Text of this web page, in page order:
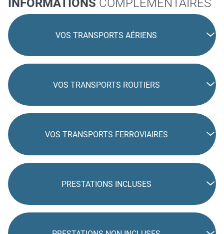
INFORMATIONS COMPLÉMENTAIRES
VOS TRANSPORTS AÉRIENS
VOS TRANSPORTS ROUTIERS
VOS TRANSPORTS FERROVIAIRES
PRESTATIONS INCLUSES